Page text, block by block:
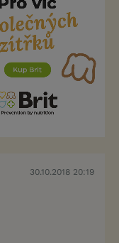
30.10.2018 20:19